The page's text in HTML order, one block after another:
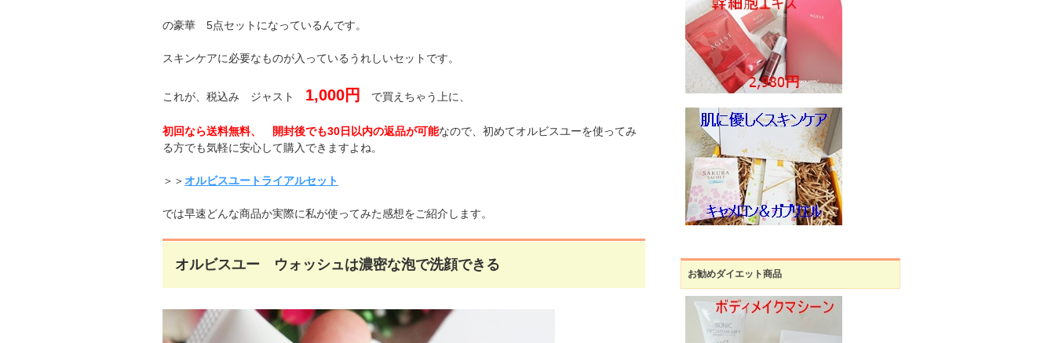
の豪華 5点セットになっているんです。
スキンケアに必要なものが入っているうれしいセットです。
これが、税込み ジャスト 1,000円 で買えちゃう上に、
初回なら送料無料、 開封後でも30日以内の返品が可能なので、初めてオルビスユーを使ってみ
る方でも気軽に安心して購入できますよね。
＞＞オルビスユートライアルセット
では早速どんな商品か実際に私が使ってみた感想をご紹介します。
オルビスユー ウォッシュは濃密な泡で洗顔できる
お勧めダイエット商品